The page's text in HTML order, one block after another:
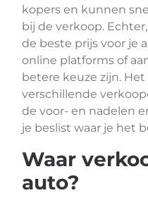
kopers en kunnen
bij de verkoop.
de beste prijs voor je
online platforms of
betere keuze zijn.
verschillende
de voor- en nadelen
je beslist waar je het
Waar
auto?